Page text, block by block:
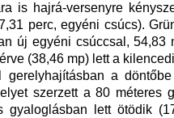
is hajrá-versenyre
perc, egyéni csúcs).
új egyéni csúccsal,
(38,46 mp) lett a
gerelyhajításban a
szerzett a 80 méteres
gyaloglásban lett ötödik